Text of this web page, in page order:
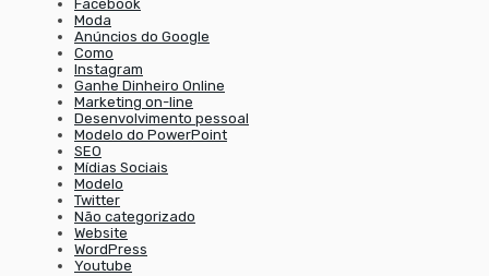
Facebook
Moda
Anúncios do Google
Como
Instagram
Ganhe Dinheiro Online
Marketing on-line
Desenvolvimento pessoal
Modelo do PowerPoint
SEO
Mídias Sociais
Modelo
Twitter
Não categorizado
Website
WordPress
Youtube